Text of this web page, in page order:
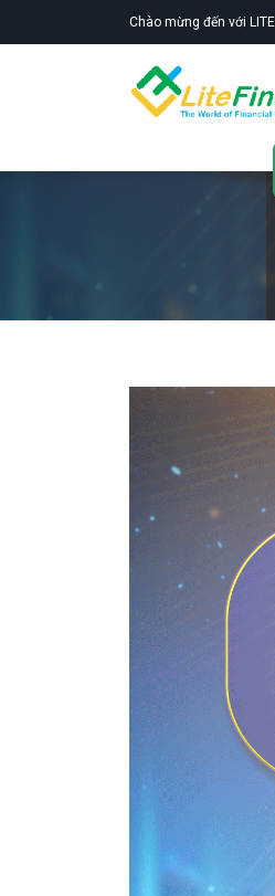
to
Chào mừng đến với